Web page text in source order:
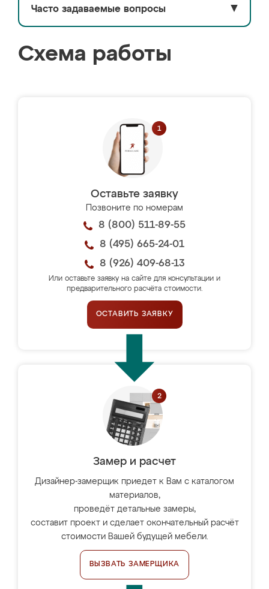
Часто задаваемые вопросы ▼
Схема работы
Оставьте заявку
Позвоните по номерам
8 (800) 511-89-55
8 (495) 665-24-01
8 (926) 409-68-13
Или оставьте заявку на сайте для консультации и
предварительного расчёта стоимости.
ОСТАВИТЬ ЗАЯВКУ
Замер и расчет
Дизайнер-замерщик приедет к Вам с каталогом
материалов,
проведёт детальные замеры,
составит проект и сделает окончательный расчёт
стоимости Вашей будущей мебели.
ВЫЗВАТЬ ЗАМЕРЩИКА